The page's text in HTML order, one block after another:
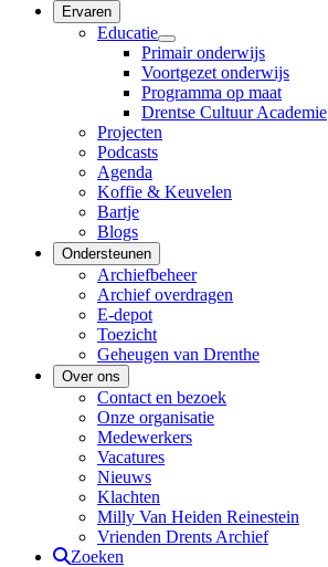
Ervaren
Educatie
Primair onderwijs
Voortgezet onderwijs
Programma op maat
Drentse Cultuur Academie
Projecten
Podcasts
Agenda
Koffie & Keuvelen
Bartje
Blogs
Ondersteunen
Archiefbeheer
Archief overdragen
E-depot
Toezicht
Geheugen van Drenthe
Over ons
Contact en bezoek
Onze organisatie
Medewerkers
Vacatures
Nieuws
Klachten
Milly Van Heiden Reinestein
Vrienden Drents Archief
Zoeken